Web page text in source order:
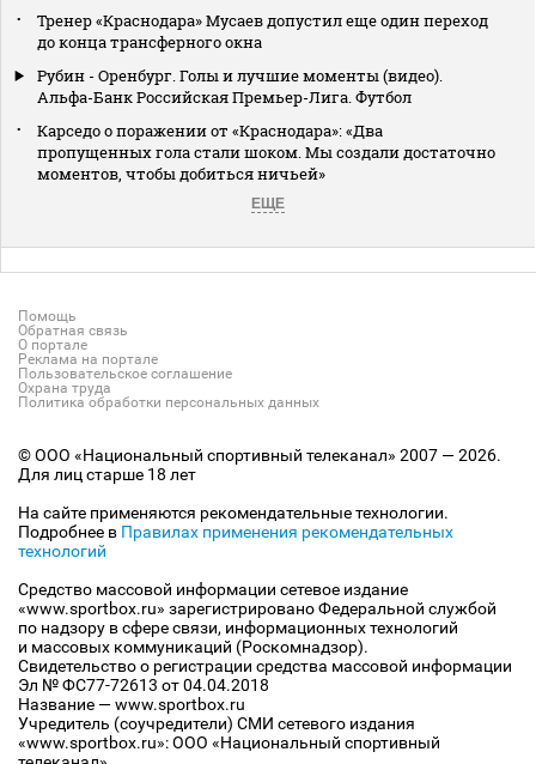
Тренер «Краснодара» Мусаев допустил еще один переход
до конца трансферного окна
Рубин - Оренбург. Голы и лучшие моменты (видео).
Альфа-Банк Российская Премьер-Лига. Футбол
Карседо о поражении от «Краснодара»: «Два
пропущенных гола стали шоком. Мы создали достаточно
моментов, чтобы добиться ничьей»
ЕЩЕ
Помощь
Обратная связь
О портале
Реклама на портале
Пользовательское соглашение
Охрана труда
Политика обработки персональных данных
© ООО «Национальный спортивный телеканал» 2007 — 2026.
Для лиц старше 18 лет
На сайте применяются рекомендательные технологии.
Подробнее в Правилах применения рекомендательных
технологий
Средство массовой информации сетевое издание
«www.sportbox.ru» зарегистрировано Федеральной службой
по надзору в сфере связи, информационных технологий
и массовых коммуникаций (Роскомнадзор).
Свидетельство о регистрации средства массовой информации
Эл № ФС77-72613 от 04.04.2018
Название — www.sportbox.ru
Учредитель (соучредители) СМИ сетевого издания
«www.sportbox.ru»: ООО «Национальный спортивный